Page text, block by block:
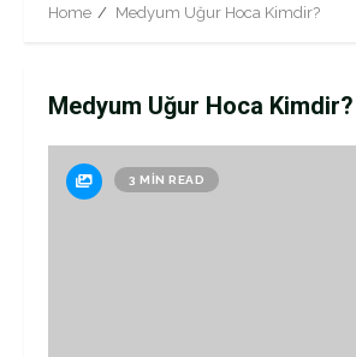
Home Medyum Uğur Hoca Kimdir?
Medyum Uğur Hoca Kimdir?
3 MIN READ